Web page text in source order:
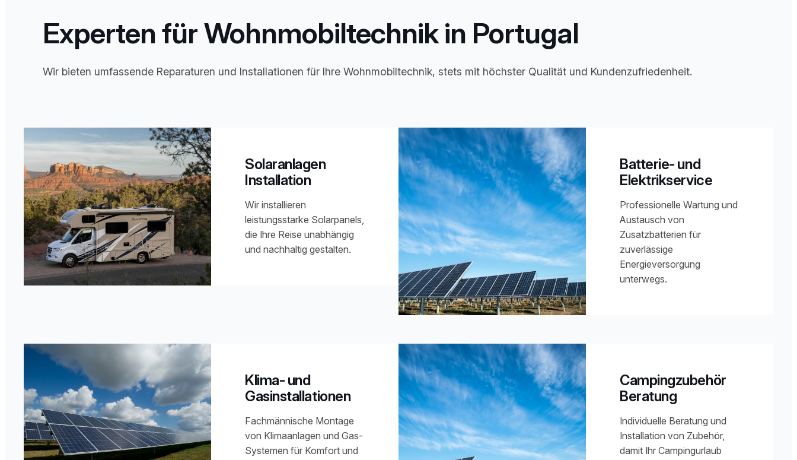
Experten für Wohnmobiltechnik in Portugal
Wir bieten umfassende Reparaturen und Installationen für Ihre Wohnmobiltechnik, stets mit höchster Qualität und Kundenzufriedenheit.
Solaranlagen
Installation
Wir installieren
leistungsstarke Solarpanels,
die Ihre Reise unabhängig
und nachhaltig gestalten.
Batterie- und
Elektrikservice
Professionelle Wartung und
Austausch von
Zusatzbatterien für
zuverlässige
Energieversorgung
unterwegs.
Klima- und
Gasinstallationen
Fachmännische Montage
von Klimaanlagen und Gas-
Systemen für Komfort und
Campingzubehör
Beratung
Individuelle Beratung und
Installation von Zubehör,
damit Ihr Campingurlaub